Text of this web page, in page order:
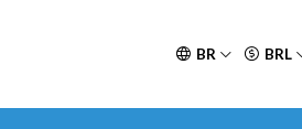
BR BRL